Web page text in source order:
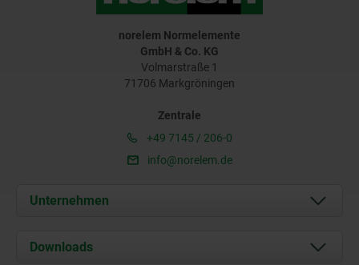
norelem Normelemente
GmbH & Co. KG
Volmarstraße 1
71706 Markgröningen
Zentrale
+49 7145 / 206-0
info@norelem.de
Unternehmen
Über uns
Downloads